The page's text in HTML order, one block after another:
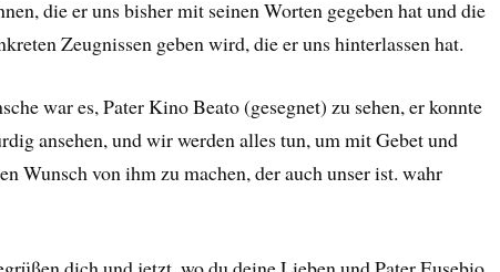
die er uns bisher mit seinen Worten gegeben hat und die
Zeugnissen geben wird, die er uns hinterlassen hat.
war es, Pater Kino Beato (gesegnet) zu sehen, er konnte
ansehen, und wir werden alles tun, um mit Gebet und
Wunsch von ihm zu machen, der auch unser ist. wahr